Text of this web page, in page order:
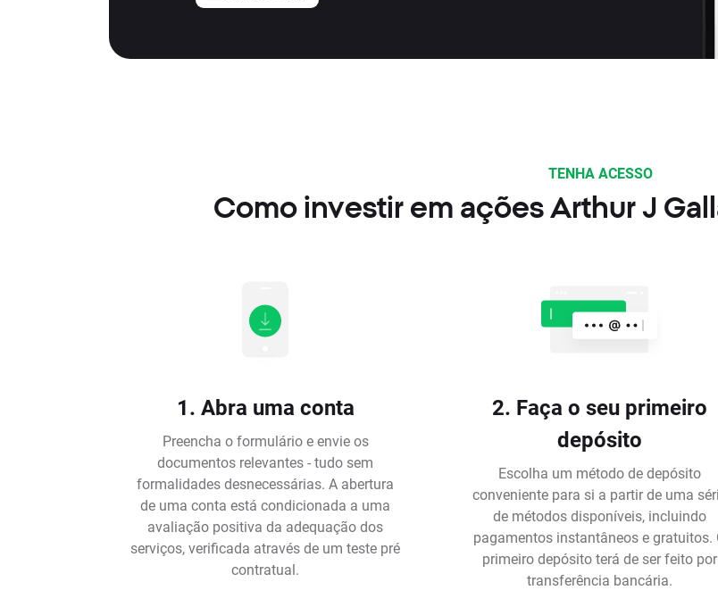
TENHA ACESSO
Como investir em ações Arthur J
1. Abra uma conta
Preencha o formulário e envie os
documentos relevantes - tudo sem
formalidades desnecessárias. A abertura
de uma conta está condicionada a uma
avaliação positiva da adequação dos
serviços, verificada através de um teste pré
contratual.
2. Faça o seu primeiro
depósito
Escolha um método de depósito
conveniente para si a partir de uma
de métodos disponíveis, incluindo
pagamentos instantâneos e gratuitos.
primeiro depósito terá de ser feito por
transferência bancária.